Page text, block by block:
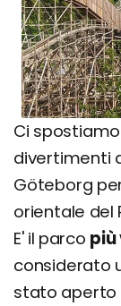
Ci
divertimenti
Göteborg
orientale del
E' il parco più
considerato
stato aperto